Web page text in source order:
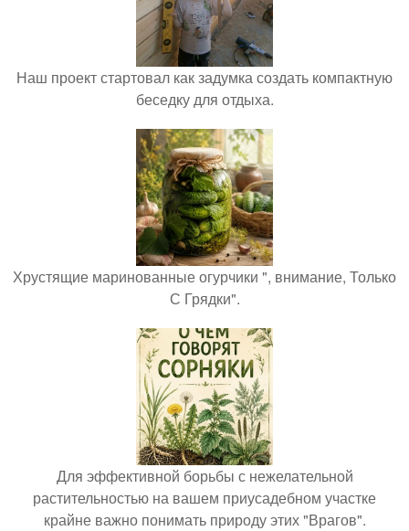
Наш проект стартовал как задумка создать компактную
беседку для отдыха.
Хрустящие маринованные огурчики ", внимание, Только
С Грядки".
Для эффективной борьбы с нежелательной
растительностью на вашем приусадебном участке
крайне важно понимать природу этих "Врагов".